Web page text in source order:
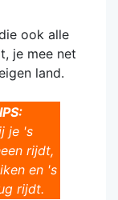
ook alle
je mee net
land.
je 's
rijdt,
en 's
rijdt.